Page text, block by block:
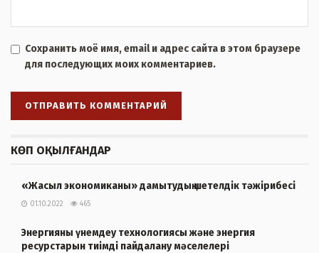
Сохранить моё имя, email и адрес сайта в этом браузере
для последующих моих комментариев.
КӨП ОҚЫЛҒАНДАР
«Жасыл экономиканы» дамытудың шетелдік тәжірибесі
01.10.2022 465
Энергияны үнемдеу технологиясы және энергия
ресурстарын тиімді пайдалану мәселелері